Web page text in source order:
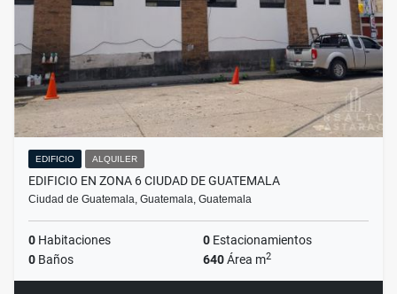
EDIFICIO ALQUILER
EDIFICIO EN ZONA 6 CIUDAD DE GUATEMALA
Ciudad de Guatemala, Guatemala, Guatemala
0 Habitaciones 0 Estacionamientos
0 Baños 640Área m2